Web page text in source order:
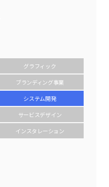
グラフィック
ブランディング事業
システム開発
サービスデザイン
インスタレーション